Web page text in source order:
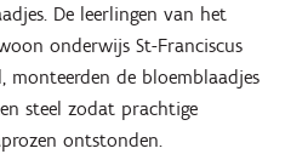
De leerlingen van het
onderwijs St-Franciscus
monteerden de bloemblaadjes
steel zodat prachtige
ontstonden.